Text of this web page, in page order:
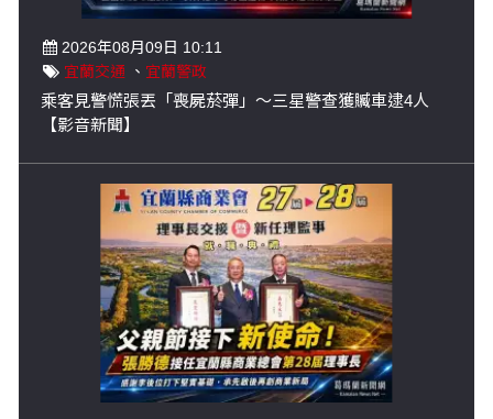
2026年08月09日 10:11
宜蘭交通 、 宜蘭警政
乘客見警慌張丟「喪屍菸彈」～三星警查獲贓車逮4人
【影音新聞】